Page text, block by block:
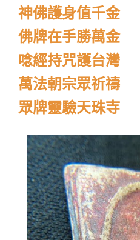
神佛護身值千金
佛牌在手勝萬金
唸經持咒護台灣
萬法朝宗眾祈禱
眾牌靈驗天珠寺